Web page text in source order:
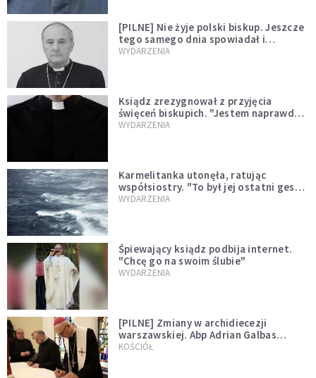
[PILNE] Nie żyje polski biskup. Jeszcze
tego samego dnia spowiadał i
sprawował Mszę świętą
WYDARZENIA
Ksiądz zrezygnował z przyjęcia
święceń biskupich. "Jestem naprawdę
niegodny"
WYDARZENIA
Karmelitanka utonęła, ratując
współsiostry. "To był jej ostatni gest
miłości"
WYDARZENIA
Śpiewający ksiądz podbija internet.
"Chcę go na swoim ślubie"
WYDARZENIA
[PILNE] Zmiany w archidiecezji
warszawskiej. Abp Adrian Galbas
wręczył dekrety nowym proboszczom
KOŚCIÓŁ